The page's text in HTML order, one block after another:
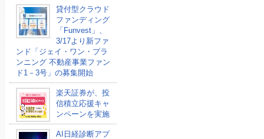
貸付型クラウド
ファンディング
「Funvest」、
3/17より新ファ
ンド「ジェイ・ワン・プラ
ンニング 不動産事業ファン
ド1－3号」の募集開始
楽天証券が、投
信積立応援キャ
ンペーンを実施
AI日経診断アプ